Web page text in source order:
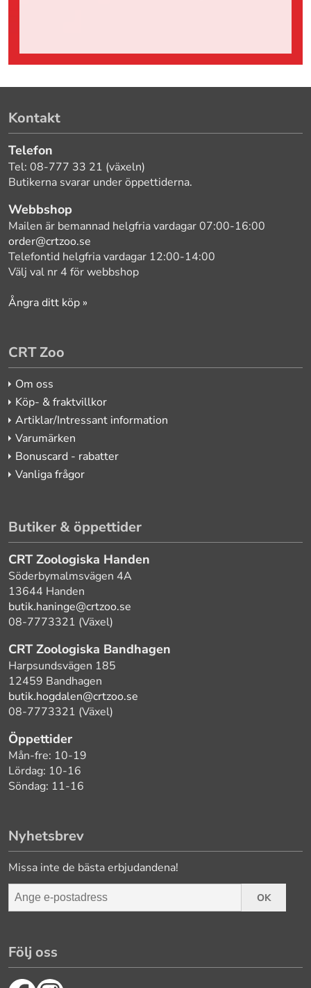
Kontakt
Telefon
Tel: 08-777 33 21 (växeln)
Butikerna svarar under öppettiderna.
Webbshop
Mailen är bemannad helgfria vardagar 07:00-16:00
order@crtzoo.se
Telefontid helgfria vardagar 12:00-14:00
Välj val nr 4 för webbshop
Ångra ditt köp »
CRT Zoo
Om oss
Köp- & fraktvillkor
Artiklar/Intressant information
Varumärken
Bonuscard - rabatter
Vanliga frågor
Butiker & öppettider
CRT Zoologiska Handen
Söderbymalmsvägen 4A
13644 Handen
butik.haninge@crtzoo.se
08-7773321 (Växel)
CRT Zoologiska Bandhagen
Harpsundsvägen 185
12459 Bandhagen
butik.hogdalen@crtzoo.se
08-7773321 (Växel)
Öppettider
Mån-fre: 10-19
Lördag: 10-16
Söndag: 11-16
Nyhetsbrev
Missa inte de bästa erbjudandena!
OK
Följ oss